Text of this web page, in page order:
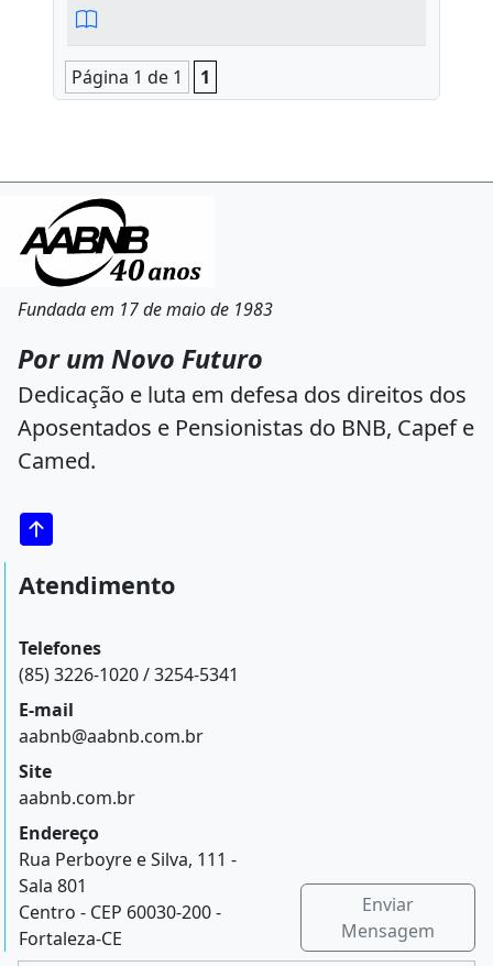
Página 1 de 1 1
Fundada em 17 de maio de 1983
Por um Novo Futuro
Dedicação e luta em defesa dos direitos dos
Aposentados e Pensionistas do BNB, Capef e
Camed.
Atendimento
Telefones
(85) 3226-1020 / 3254-5341
E-mail
aabnb@aabnb.com.br
Site
aabnb.com.br
Endereço
Rua Perboyre e Silva, 111 -
Sala 801
Centro - CEP 60030-200 -
Fortaleza-CE
Enviar
Mensagem